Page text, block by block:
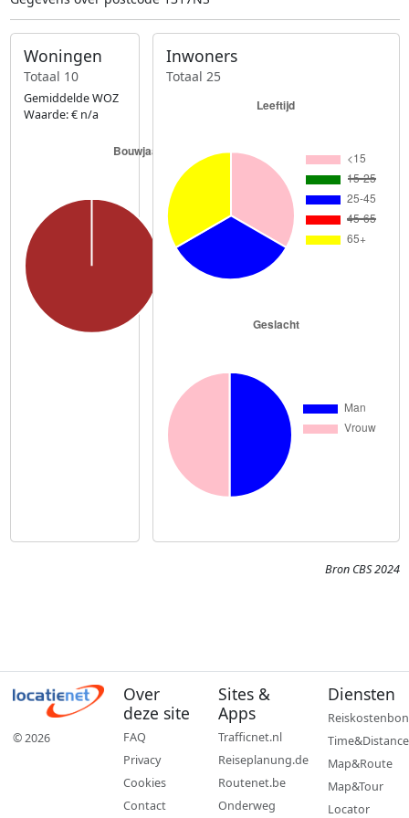
Woningen
Totaal 10
Gemiddelde WOZ
Waarde: € n/a
Inwoners
Totaal 25
Bron CBS 2024
© 2026
Over
deze site
FAQ
Privacy
Cookies
Contact
Sites &
Apps
Trafficnet.nl
Reiseplanung.de
Routenet.be
Onderweg
Diensten
Reiskostenbon
Time&Distance
Map&Route
Map&Tour
Locator